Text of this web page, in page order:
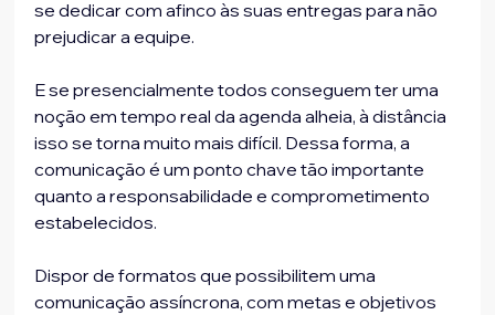
se dedicar com afinco às suas entregas para não
prejudicar a equipe.
E se presencialmente todos conseguem ter uma
noção em tempo real da agenda alheia, à distância
isso se torna muito mais difícil. Dessa forma, a
comunicação é um ponto chave tão importante
quanto a responsabilidade e comprometimento
estabelecidos.
Dispor de formatos que possibilitem uma
comunicação assíncrona, com metas e objetivos